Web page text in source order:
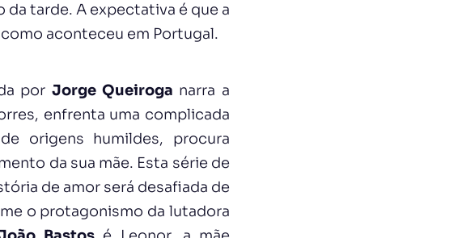
da tarde. A expectativa é que a
aconteceu em Portugal.
por Jorge Queiroga narra a
enfrenta uma complicada
origens humildes, procura
da sua mãe. Esta série de
de amor será desafiada de
o protagonismo da lutadora